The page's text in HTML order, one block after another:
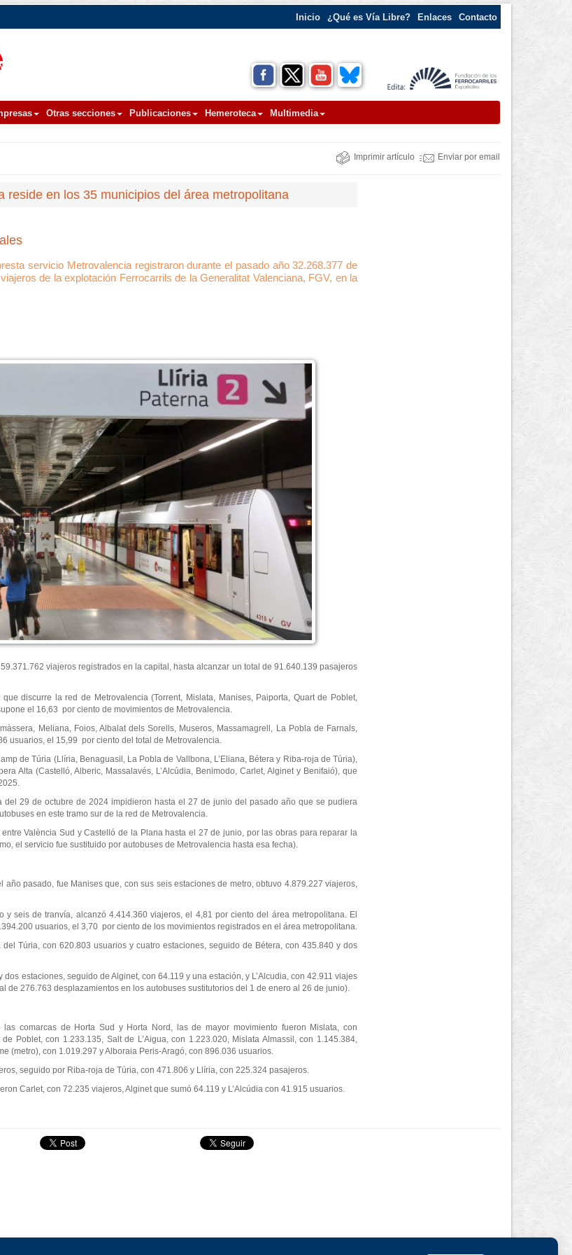
Inicio ¿Qué es Vía Libre? Enlaces Contacto
Otras secciones Publicaciones Hemeroteca Multimedia
Imprimir artículo Enviar por email
en los 35 municipios del área metropolitana
servicio Metrovalencia registraron durante el pasado año 32.268.377 de
de la explotación Ferrocarrils de la Generalitat Valenciana, FGV, en la
viajeros registrados en la capital, hasta alcanzar un total de 91.640.139 pasajeros
discurre la red de Metrovalencia (Torrent, Mislata, Manises, Paiporta, Quart de Poblet,
el 16,63 por ciento de movimientos de Metrovalencia.
Meliana, Foios, Albalat dels Sorells, Museros, Massamagrell, La Pobla de Farnals,
usuarios, el 15,99 por ciento del total de Metrovalencia.
de Túria (Llíria, Benaguasil, La Pobla de Vallbona, L’Eliana, Bétera y Riba-roja de Túria),
Alta (Castelló, Alberic, Massalavés, L’Alcúdia, Benimodo, Carlet, Alginet y Benifaió), que
29 de octubre de 2024 impidieron hasta el 27 de junio del pasado año que se pudiera
en este tramo sur de la red de Metrovalencia.
València Sud y Castelló de la Plana hasta el 27 de junio, por las obras para reparar la
el servicio fue sustituido por autobuses de Metrovalencia hasta esa fecha).
pasado, fue Manises que, con sus seis estaciones de metro, obtuvo 4.879.227 viajeros,
seis de tranvía, alcanzó 4.414.360 viajeros, el 4,81 por ciento del área metropolitana. El
usuarios, el 3,70 por ciento de los movimientos registrados en el área metropolitana.
Túria, con 620.803 usuarios y cuatro estaciones, seguido de Bétera, con 435.840 y dos
estaciones, seguido de Alginet, con 64.119 y una estación, y L’Alcudia, con 42.911 viajes
de 276.763 desplazamientos en los autobuses sustitutorios del 1 de enero al 26 de junio).
comarcas de Horta Sud y Horta Nord, las de mayor movimiento fueron Mislata, con
Poblet, con 1.233.135, Salt de L’Aigua, con 1.223.020, Mislata Almassil, con 1.145.384,
(metro), con 1.019.297 y Alboraia Peris-Aragó, con 896.036 usuarios.
seguido por Riba-roja de Túria, con 471.806 y Llíria, con 225.324 pasajeros.
Carlet, con 72.235 viajeros, Alginet que sumó 64.119 y L’Alcúdia con 41.915 usuarios.